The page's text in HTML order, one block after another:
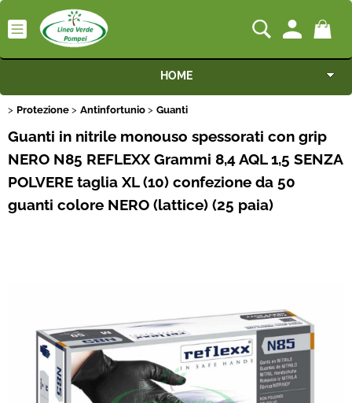
HOME
Macchine
Motocoltivatori
Pompe idrauliche
Protezione
Pet Store
Protezione Antinfortunio Guanti
Guanti in nitrile monouso spessorati con grip
NERO N85 REFLEXX Grammi 8,4 AQL 1,5 SENZA
POLVERE taglia XL (10) confezione da 50
guanti colore NERO (lattice) (25 paia)